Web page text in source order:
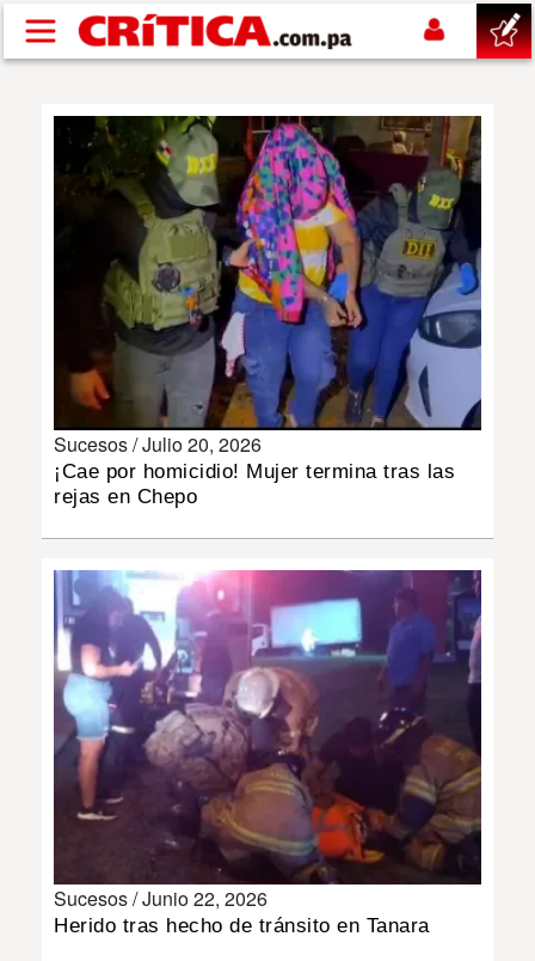
Pasar al contenido principal
SUCESOS
DEPORTES
MUNDO
INSÓLITAS
MULTIMEDIA
IMPRESO
Sucesos /Julio 20, 2026
¡Cae por homicidio! Mujer termina tras las
rejas en Chepo
Sucesos /Junio 22, 2026
Herido tras hecho de tránsito en Tanara